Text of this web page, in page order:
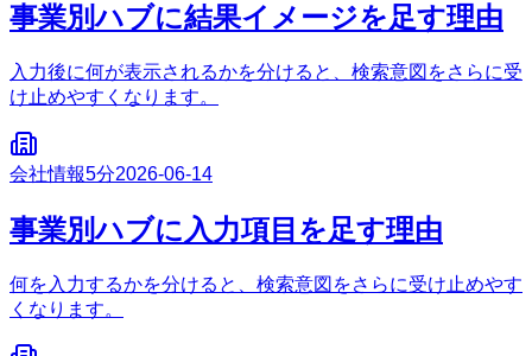
事業別ハブに結果イメージを足す理由
入力後に何が表示されるかを分けると、検索意図をさらに受
け止めやすくなります。
会社情報5分2026-06-14
事業別ハブに入力項目を足す理由
何を入力するかを分けると、検索意図をさらに受け止めやす
くなります。